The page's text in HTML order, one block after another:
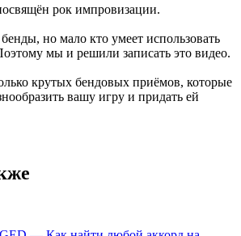
рок импровизации.
но мало кто умеет использовать
мы и решили записать это видео.
крутых бендовых приёмов, которые
вашу игру и придать ей